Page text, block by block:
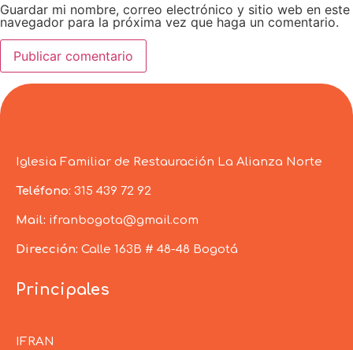
Guardar mi nombre, correo electrónico y sitio web en este
navegador para la próxima vez que haga un comentario.
Iglesia Familiar de Restauración La Alianza Norte
Teléfono: 315 439 72 92
Mail: ifranbogota@gmail.com
Dirección: Calle 163B # 48-48 Bogotá
Principales
IFRAN